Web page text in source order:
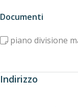
Documenti
piano divisione
Indirizzo